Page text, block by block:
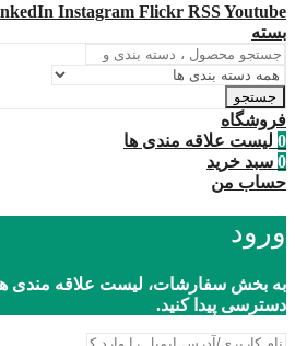
Instagram Flickr RSSYoutube
بسته
جستجو
فروشگاه
0 لیست علاقه مندی ها
0 سبد خرید
حساب من
ورود
به بخش سفارشات، لیست علاقه مندی
دسترسی پیدا کنید.